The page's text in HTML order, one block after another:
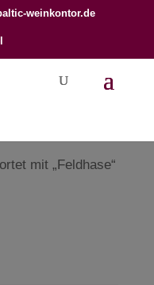
weinkontor.de
mit „Feldhase“